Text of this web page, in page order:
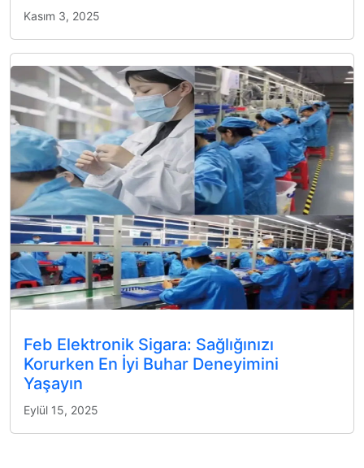
Kasım 3, 2025
Feb Elektronik Sigara: Sağlığınızı
Korurken En İyi Buhar Deneyimini
Yaşayın
Eylül 15, 2025